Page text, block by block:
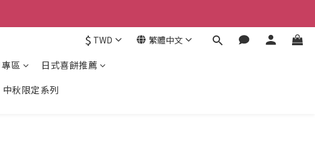
$ TWD 繁體中文
區
日式喜餅推薦
中秋限定系列